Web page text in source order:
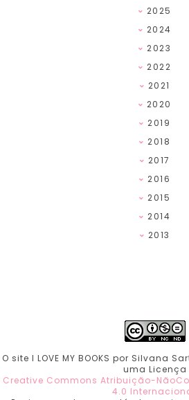
2025
2024
2023
2022
2021
2020
2019
2018
2017
2016
2015
2014
2013
O site I LOVE MY BOOKS por Silvana
uma Licença
Creative Commons Atribuição-
4.0